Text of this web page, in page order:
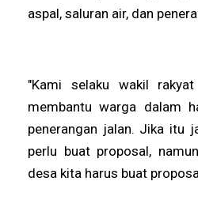
aspal, saluran air, dan
"Kami selaku wakil
membantu warga dalam
penerangan jalan. Jika itu
perlu buat proposal,
desa kita harus buat